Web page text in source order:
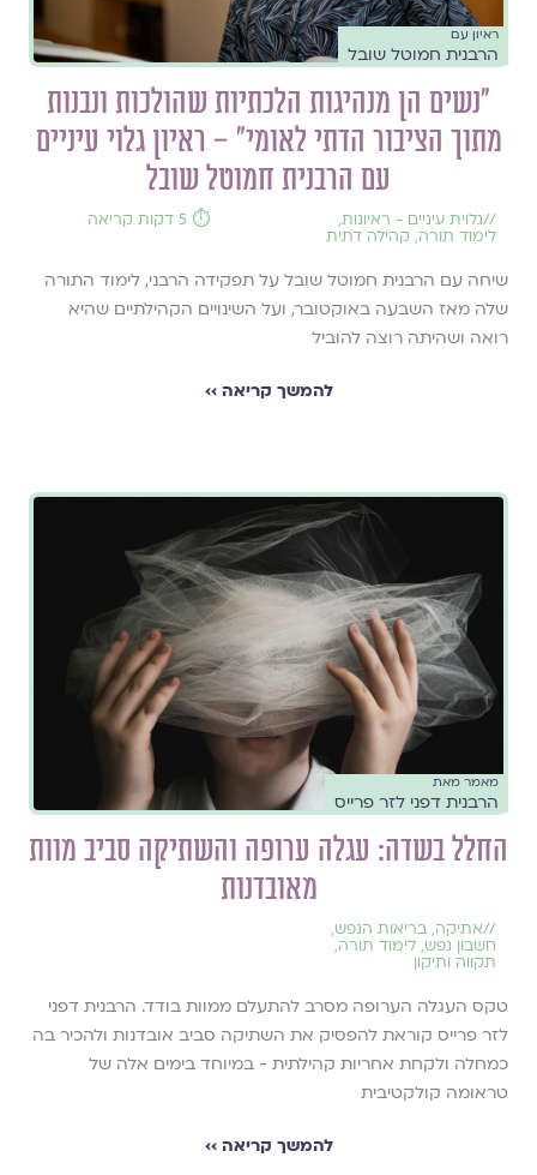
ראיון עם
הרבנית חמוטל שובל
״נשים הן מנהיגות הלכתיות שהולכות ונבנות
מתוך הציבור הדתי לאומי״ – ראיון גלוי עיניים
עם הרבנית חמוטל שובל
//גלוית עיניים - ראיונות,
לימוד תורה, קהילה דתית
⏱️ 5 דקות קריאה
שיחה עם הרבנית חמוטל שובל על תפקידה הרבני, לימוד התורה
שלה מאז השבעה באוקטובר, ועל השינויים הקהילתיים שהיא
רואה ושהיתה רוצה להוביל
להמשך קריאה ››
מאמר מאת
הרבנית דפני לזר פרייס
החלל בשדה: עגלה ערופה והשתיקה סביב מוות
מאובדנות
//אתיקה, בריאות הנפש,
חשבון נפש, לימוד תורה,
תקווה ותיקון
טקס העגלה הערופה מסרב להתעלם ממוות בודד. הרבנית דפני
לזר פרייס קוראת להפסיק את השתיקה סביב אובדנות ולהכיר בה
כמחלה ולקחת אחריות קהילתית - במיוחד בימים אלה של
טראומה קולקטיבית
להמשך קריאה ››